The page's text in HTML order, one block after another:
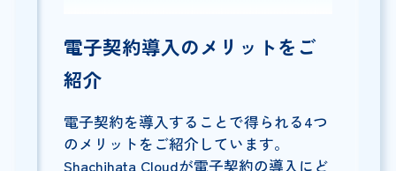
電子契約導入のメリットをご
紹介
電子契約を導入することで得られる4つ
のメリットをご紹介しています。
Shachihata Cloudが電子契約の導入にど